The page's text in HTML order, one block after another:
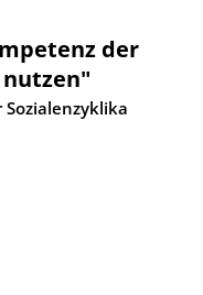
der
nutzen"
Sozialenzyklika